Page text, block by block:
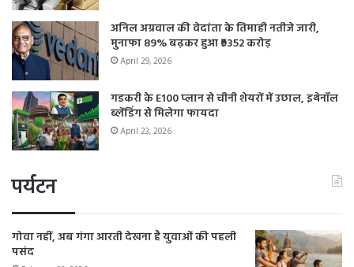
अनिल अग्रवाल की वेदांता के तिमाही नतीजे जारी,
मुनाफा 89% बढ़कर हुआ ₹9352 करोड़
April 29, 2026
गडकरी के E100 प्लान से चीनी शेयरों में उछाल, इथेनॉल
ब्लेंडिंग से मिलेगा फायदा
April 23, 2026
पर्यटन
गोवा नहीं, अब गंगा आरती देखना है युवाओं की पहली
पसंद